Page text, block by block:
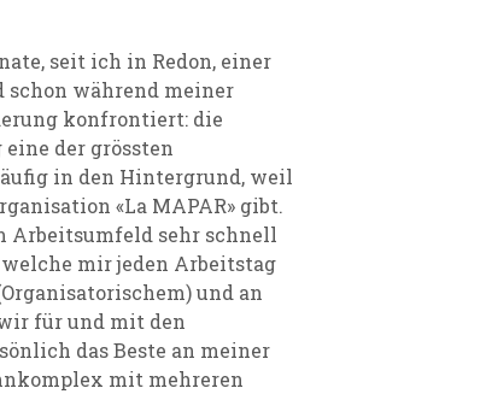
seit ich in Redon, einer
schon während meiner
konfrontiert: die
eine der grössten
in den Hintergrund, weil
«La MAPAR» gibt.
Arbeitsumfeld sehr schnell
welche mir jeden Arbeitstag
und an
für und mit den
das Beste an meiner
mit mehreren